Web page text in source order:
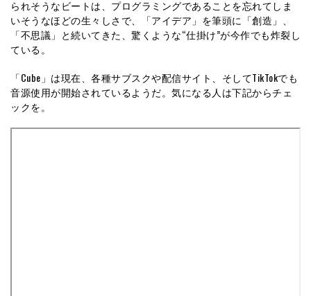
られそうなビートは、プログラミングであることを忘れてしま
いそうなほどの生々しさで、「アイデア」を筆頭に「創造」、
「不思議」と続いてきた、驚くような“仕掛け”が今作でも炸裂し
ている。
「Cube」は現在、各種サブスクや配信サイト、そしてTikTokでも
音源使用が開始されているようだ。気になる人は下記からチェ
ックを。